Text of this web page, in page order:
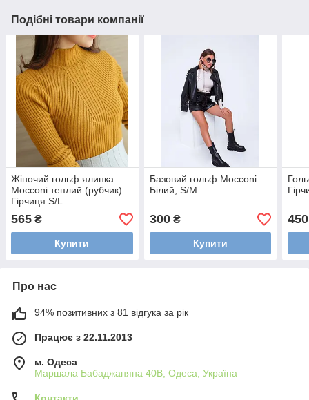
Подібні товари компанії
Жіночий гольф ялинка
Mocconi теплий (рубчик)
Гірчиця S/L
565 ₴
Купити
Базовий гольф Mocconi
Білий, S/M
300₴
Купити
450
Про нас
94% позитивних з 81 відгука за рік
Працює з 22.11.2013
м. Одеса
Маршала Бабаджаняна 40В, Одеса, Україна